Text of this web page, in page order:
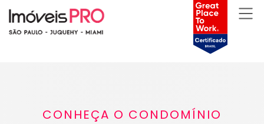
CONHEÇA O CONDOMÍNIO